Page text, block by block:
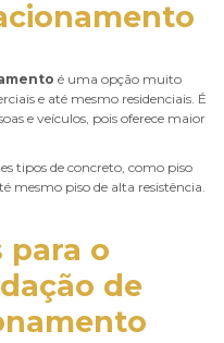
é uma opção muito
e até mesmo residenciais. É
e veículos, pois oferece maior
tipos de concreto, como piso
mesmo piso de alta resistência.
para o
de